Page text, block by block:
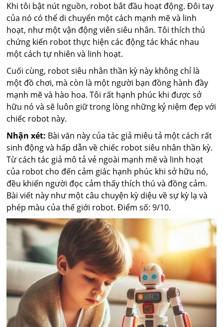
Khi tôi bật nút nguồn, robot bắt đầu hoạt động. Đôi tay
của nó có thể di chuyển một cách mạnh mẽ và linh
hoạt, như một vận động viên siêu nhân. Tôi thích thú
chứng kiến robot thực hiện các động tác khác nhau
một cách tự nhiên và linh hoạt.
Cuối cùng, robot siêu nhân thần kỳ này không chỉ là
một đồ chơi, mà còn là một người bạn đồng hành đầy
mạnh mẽ và hào hoa. Tôi rất hạnh phúc khi được sở
hữu nó và sẽ luôn giữ trong lòng những kỷ niệm đẹp với
chiếc robot này.
Nhận xét: Bài văn này của tác giả miêu tả một cách rất
sinh động và hấp dẫn về chiếc robot siêu nhân thần kỳ.
Từ cách tác giả mô tả vẻ ngoài mạnh mẽ và linh hoạt
của robot cho đến cảm giác hạnh phúc khi sở hữu nó,
đều khiến người đọc cảm thấy thích thú và đồng cảm.
Bài viết này như một câu chuyện kỳ diệu về sự kỳ lạ và
phép màu của thế giới robot. Điểm số: 9/10.